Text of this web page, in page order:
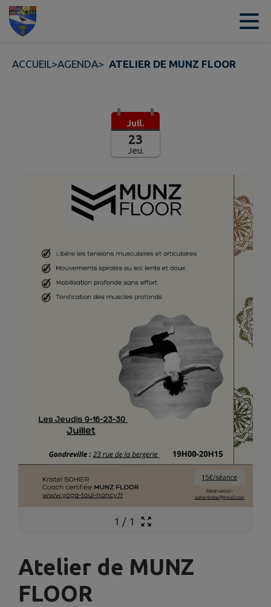
Contenu
ACCUEIL>AGENDA> ATELIER DE MUNZ FLOOR
Juil.
23
Jeu.
1 / 1
Atelier de MUNZ
FLOOR